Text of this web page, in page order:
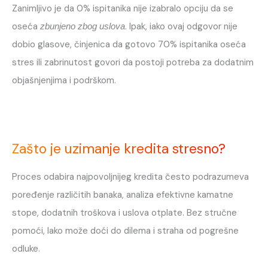
Zanimljivo je da 0% ispitanika nije izabralo opciju da se
oseća zbunjeno zbog uslova. Ipak, iako ovaj odgovor nije
dobio glasove, činjenica da gotovo 70% ispitanika oseća
stres ili zabrinutost govori da postoji potreba za dodatnim
objašnjenjima i podrškom.
Zašto je uzimanje kredita stresno?
Proces odabira najpovoljnijeg kredita često podrazumeva
poređenje različitih banaka, analiza efektivne kamatne
stope, dodatnih troškova i uslova otplate. Bez stručne
pomoći, lako može doći do dilema i straha od pogrešne
odluke.